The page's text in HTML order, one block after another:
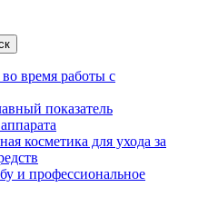
время работы с
показатель
косметика для ухода за
и профессиональное